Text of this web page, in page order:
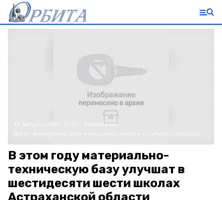
13 августа 2021, 10:57
Технологии
В этом году материально-
техническую базу улучшат в
шестидесяти шести школах
Астраханской области